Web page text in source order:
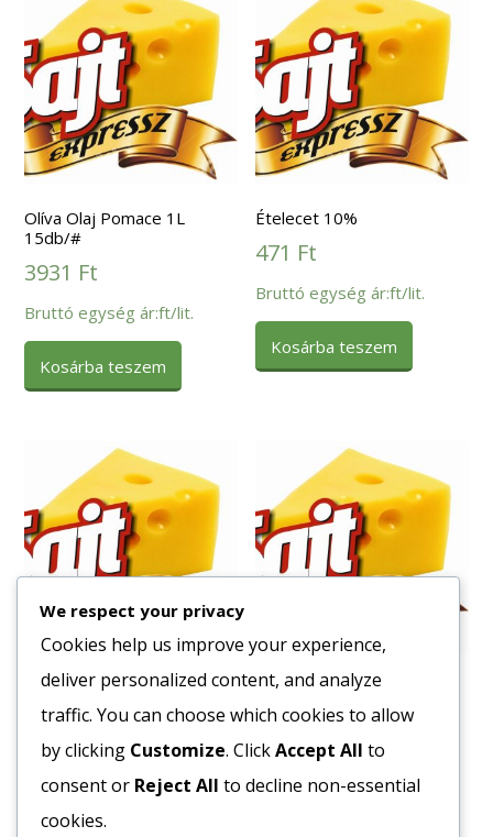
Olíva Olaj Pomace 1L
15db/#
3931 Ft
Bruttó egység ár:ft/lit.
Kosárba teszem
Ételecet 10%
471 Ft
Bruttó egység ár:ft/lit.
Kosárba teszem
Olasz Liszt Rimacinata 10
kg
1126Ft
Bruttó egység ár:ft/kg.
Gomba Szeletelt Üveges
350/170 g
502Ft
Bruttó egység ár:ft/db.
We respect your privacy
Cookies help us improve your experience,
deliver personalized content, and analyze
traffic. You can choose which cookies to allow
by clicking Customize. ClickAccept All to
consent or Reject All to decline non-essential
cookies.